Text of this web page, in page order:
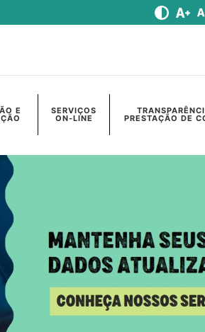
E SERVIÇOS
ON-LINE PRESTAÇÃO DE